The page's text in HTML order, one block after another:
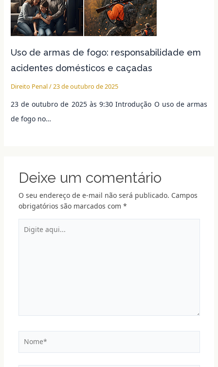
Uso de armas de fogo: responsabilidade em
acidentes domésticos e caçadas
Direito Penal/23 de outubro de 2025
23 de outubro de 2025 às 9:30 Introdução O uso de armas
de fogo no…
Deixe um comentário
O seu endereço de e-mail não será publicado. Campos
obrigatórios são marcados com *